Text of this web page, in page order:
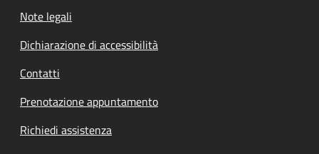
Note legali
Dichiarazione di accessibilità
Contatti
Prenotazione appuntamento
Richiedi assistenza